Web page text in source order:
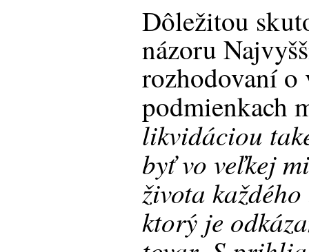
Dôležitou
názoru
rozhodovaní o
podmienkach
likvidáciou
byť vo veľkej
života
ktorý je